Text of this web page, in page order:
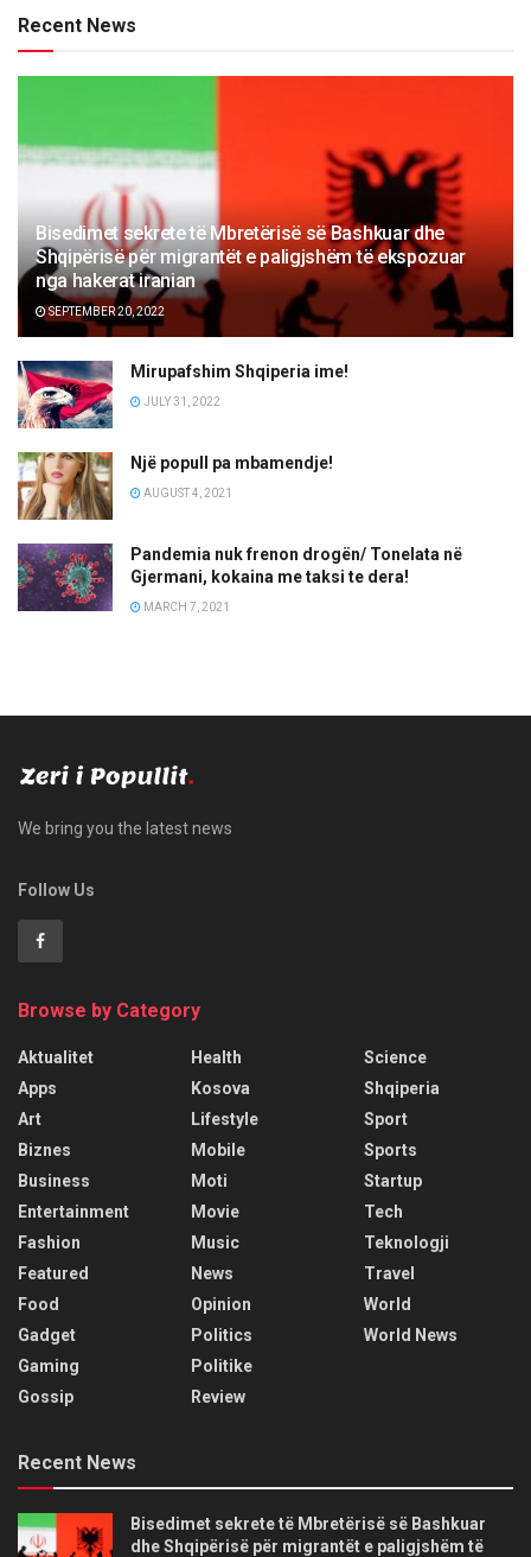
Recent News
Bisedimet sekrete të Mbretërisë së Bashkuar dhe
Shqipërisë për migrantët e paligjshëm të ekspozuar
nga hakerat iranian
SEPTEMBER 20, 2022
Mirupafshim Shqiperia ime!
JULY 31, 2022
Një popull pa mbamendje!
AUGUST 4, 2021
Pandemia nuk frenon drogën/ Tonelata në
Gjermani, kokaina me taksi te dera!
MARCH 7, 2021
We bring you the latest news
Follow Us
Browse by Category
Aktualitet
Apps
Art
Biznes
Business
Entertainment
Fashion
Featured
Food
Gadget
Gaming
Gossip
Health
Kosova
Lifestyle
Mobile
Moti
Movie
Music
News
Opinion
Politics
Politike
Review
Science
Shqiperia
Sport
Sports
Startup
Tech
Teknologji
Travel
World
World News
Recent News
Bisedimet sekrete të Mbretërisë së Bashkuar
dhe Shqipërisë për migrantët e paligjshëm të